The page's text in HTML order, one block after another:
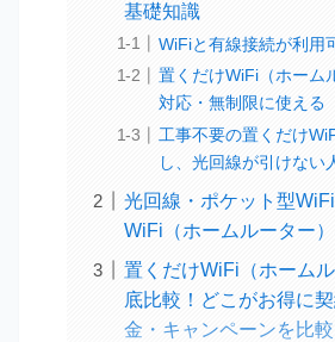
基礎知識
WiFiと有線接続が利用
置くだけWiFi（ホーム
対応・無制限に使える
工事不要の置くだけ
し、光回線が引けない
光回線・ポケット型
WiFi（ホームルーター
置くだけWiFi（ホーム
底比較！どこがお得に
金・キャンペーンを比較